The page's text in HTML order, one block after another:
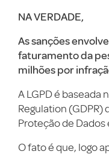
NA VERDADE,
As sanções
faturamento da
milhões por
A LGPD é baseada
Regulation (GDPR)
Proteção de Dados
O fato é que, logo